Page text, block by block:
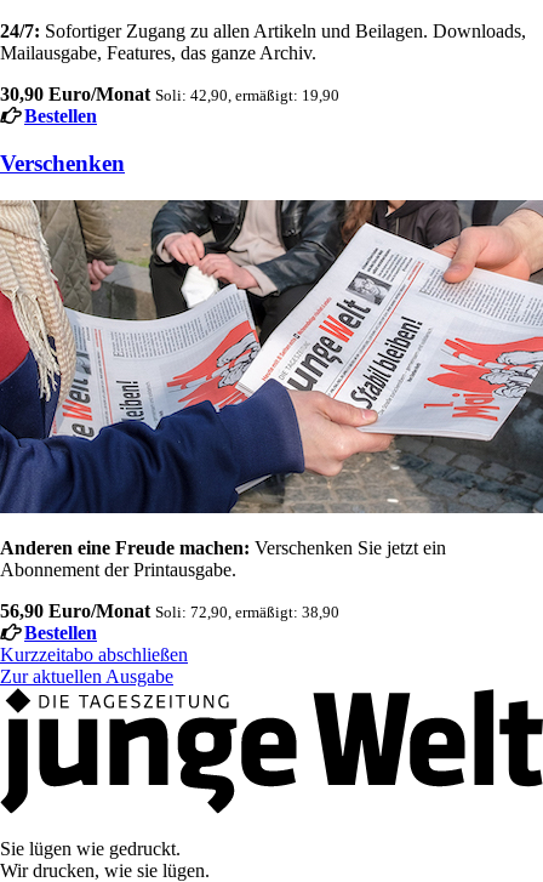
24/7: Sofortiger Zugang zu allen Artikeln und Beilagen. Downloads,
Mailausgabe, Features, das ganze Archiv.
30,90 Euro/Monat Soli: 42,90, ermäßigt: 19,90
Bestellen
Verschenken
Anderen eine Freude machen: Verschenken Sie jetzt ein
Abonnement der Printausgabe.
56,90 Euro/Monat Soli: 72,90, ermäßigt: 38,90
Bestellen
Kurzzeitabo abschließen
Zur aktuellen Ausgabe
Sie lügen wie gedruckt.
Wir drucken, wie sie lügen.